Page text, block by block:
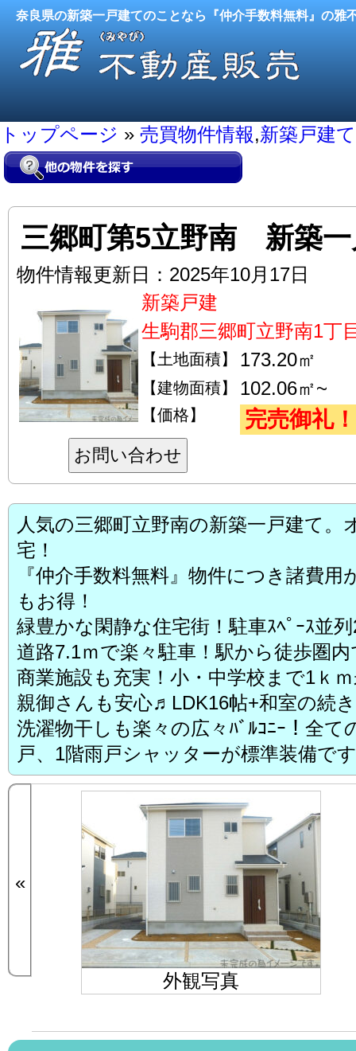
奈良県の新築一戸建てのことなら『仲介手数料無料』の雅
トップページ » 売買物件情報,新築戸建て
三郷町第5立野南 新築
物件情報更新日：2025年10月17日
新築戸建
生駒郡三郷町立野南1丁
【土地面積】 173.20㎡
【建物面積】 102.06㎡~
【価格】 完売御礼！
お問い合わせ
人気の三郷町立野南の新築一戸建て。
宅！
『仲介手数料無料』物件につき諸費
もお得！
緑豊かな閑静な住宅街！駐車ｽﾍﾟｰｽ並
道路7.1ｍで楽々駐車！駅から徒歩圏
商業施設も充実！小・中学校まで1ｋ
親御さんも安心♬LDK16帖+和室の続
洗濯物干しも楽々の広々ﾊﾞﾙｺﾆｰ！全て
戸、1階雨戸シャッターが標準装備で
«
外観写真